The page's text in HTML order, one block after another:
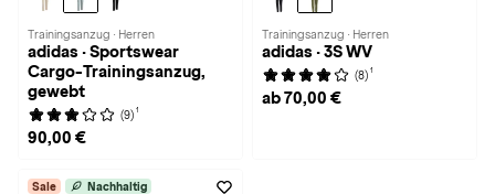
Trainingsanzug · Herren
adidas · Sportswear
Cargo-Trainingsanzug,
gewebt
(9) 1
90,00 €
Trainingsanzug · Herren
adidas · 3S WV
(8) 1
ab 70,00 €
Sale
Nachhaltig